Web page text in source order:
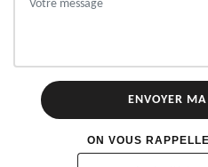
ON VOUS